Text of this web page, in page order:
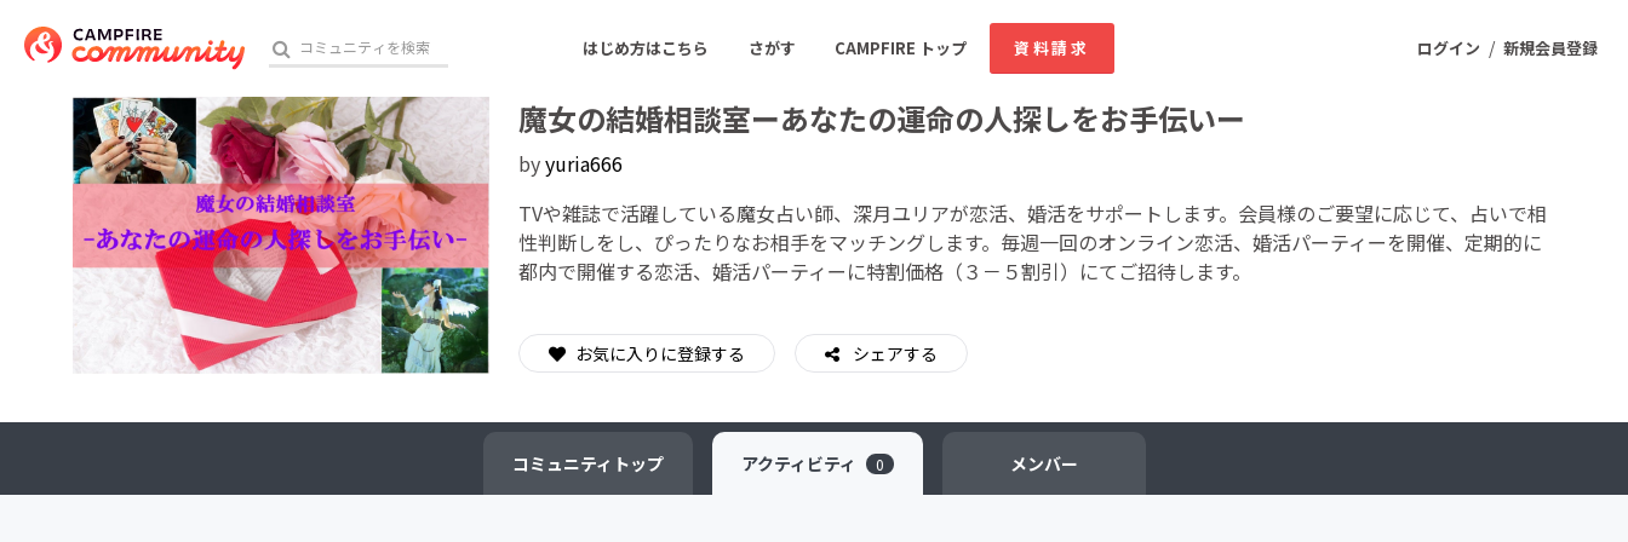
ログイン / 新規会員登録
はじめ方はこちら さがす CAMPFIRE トップ 資料請求
おすすめのコミュニティ 人気のコミュニティ 新着のコミュニティ
アート・写真
テクノロジー・ガジェット
ゲーム・サービス開発 フード・飲食店
ソーシャルグッド ビューティー・ヘルスケア
チャレンジ
魔女の結婚相談室ーあなたの運命の人探しをお手伝いー
byyuria666
TVや雑誌で活躍している魔女占い師、深月ユリアが恋活、婚活をサポートします。会員様のご要望に応じて、占いで相
性判断しをし、ぴったりなお相手をマッチングします。毎週一回のオンライン恋活、婚活パーティーを開催、定期的に
都内で開催する恋活、婚活パーティーに特割価格（３－５割引）にてご招待します。
お気に入りに登録する シェアする
コミュニティ トップ アクティビティ 0 メンバー